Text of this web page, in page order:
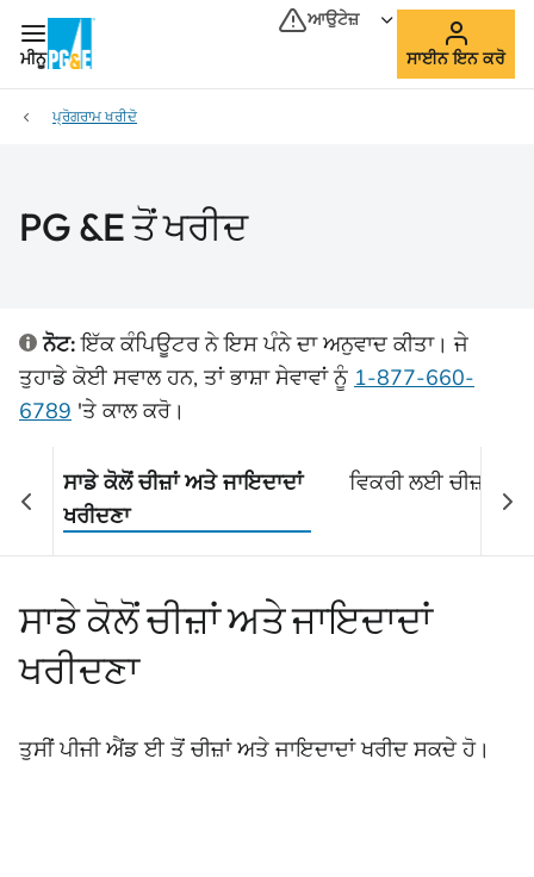
ਮੀਨੂ
ਆਉਟੇਜ਼
ਸਾਈਨ ਇਨ ਕਰੋ
ਪ੍ਰੋਗਰਾਮ ਖਰੀਦੋ
PG &E ਤੋਂ ਖਰੀਦ
ਨੋਟ:ਇੱਕ ਕੰਪਿਊਟਰ ਨੇ ਇਸ ਪੰਨੇ ਦਾ ਅਨੁਵਾਦ ਕੀਤਾ। ਜੇ
ਤੁਹਾਡੇ ਕੋਈ ਸਵਾਲ ਹਨ, ਤਾਂ ਭਾਸ਼ਾ ਸੇਵਾਵਾਂ ਨੂੰ 1-877-660-
6789 'ਤੇ ਕਾਲ ਕਰੋ।
ਸਾਡੇ ਕੋਲੋਂ ਚੀਜ਼ਾਂ ਅਤੇ ਜਾਇਦਾਦਾਂ
ਖਰੀਦਣਾ
ਵਿਕਰੀ ਲਈ ਚੀਜ਼ਾਂ
ਸਾਡੇ ਕੋਲੋਂ ਚੀਜ਼ਾਂ ਅਤੇ ਜਾਇਦਾਦਾਂ
ਖਰੀਦਣਾ
ਤੁਸੀਂ ਪੀਜੀ ਐਂਡ ਈ ਤੋਂ ਚੀਜ਼ਾਂ ਅਤੇ ਜਾਇਦਾਦਾਂ ਖਰੀਦ ਸਕਦੇ ਹੋ।